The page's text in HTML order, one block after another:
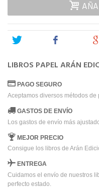
Tweet
LIBROS PAPEL ARÁN
PAGO SEGURO
Aceptamos diversos métodos
GASTOS DE ENVÍO
Los gastos de envío más
MEJOR PRECIO
Consigue los libros de Arán
ENTREGA
Cuidamos el envío de nuestros
perfecto estado.